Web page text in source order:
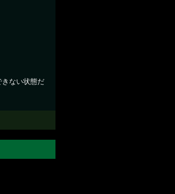
ない状態だ